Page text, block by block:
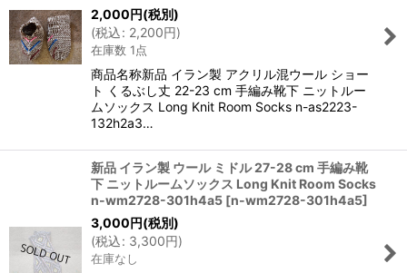
2,000円(税別)
(税込: 2,200円)
在庫数 1点
商品名称新品 イラン製 アクリル混ウール ショー
ト くるぶし丈 22-23 cm 手編み靴下 ニットルー
ムソックス Long Knit Room Socks n-as2223-
132h2a3…
新品 イラン製 ウール ミドル 27-28 cm 手編み靴
下 ニットルームソックス Long Knit Room Socks
n-wm2728-301h4a5 [n-wm2728-301h4a5]
3,000円(税別)
(税込: 3,300円)
在庫なし